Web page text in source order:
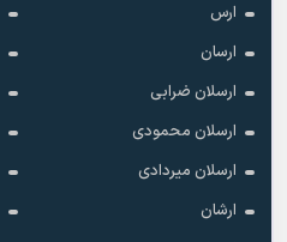
ارس
ارسان
ارسلان ضرابی
ارسلان محمودی
ارسلان میردادی
ارشان